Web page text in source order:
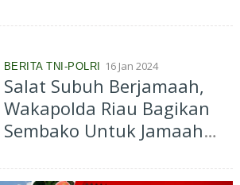
Salat Subuh Berjamaah!
BERITA TNI-POLRI 16 Jan 2024
Salat Subuh Berjamaah,
Wakapolda Riau Bagikan
Sembako Untuk Jamaah
Tiris Kampar